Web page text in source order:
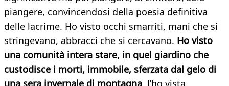
piangere, convincendosi della poesia definitiva
delle lacrime. Ho visto occhi smarriti, mani che si
stringevano, abbracci che si cercavano. Ho visto
una comunità intera stare, in quel giardino che
custodisce i morti, immobile, sferzata dal gelo di
una sera invernale di montagna, l’ho vista